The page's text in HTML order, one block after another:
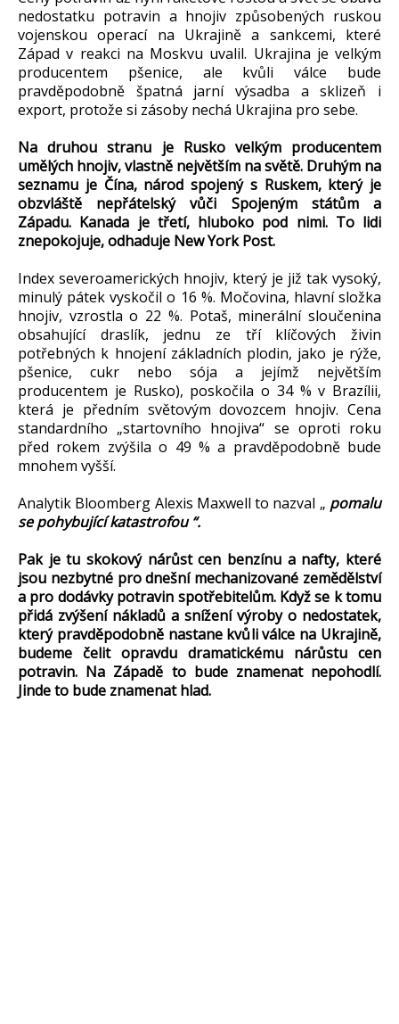
nedostatku potravin a hnojiv způsobených ruskou
vojenskou operací na Ukrajině a sankcemi, které
Západ v reakci na Moskvu uvalil. Ukrajina je velkým
producentem pšenice, ale kvůli válce bude
pravděpodobně špatná jarní výsadba a sklizeň i
export, protože si zásoby nechá Ukrajina pro sebe.
Na druhou stranu je Rusko velkým producentem
umělých hnojiv, vlastně největším na světě. Druhým na
seznamu je Čína, národ spojený s Ruskem, který je
obzvláště nepřátelský vůči Spojeným státům a
Západu. Kanada je třetí, hluboko pod nimi. To lidi
znepokojuje, odhaduje New York Post.
Index severoamerických hnojiv, který je již tak vysoký,
minulý pátek vyskočil o 16 %. Močovina, hlavní složka
hnojiv, vzrostla o 22 %. Potaš, minerální sloučenina
obsahující draslík, jednu ze tří klíčových živin
potřebných k hnojení základních plodin, jako je rýže,
pšenice, cukr nebo sója a jejímž největším
producentem je Rusko), poskočila o 34 % v Brazílii,
která je předním světovým dovozcem hnojiv. Cena
standardního „startovního hnojiva“ se oproti roku
před rokem zvýšila o 49 % a pravděpodobně bude
mnohem vyšší.
Analytik Bloomberg Alexis Maxwell to nazval „ pomalu
se pohybující katastrofou “.
Pak je tu skokový nárůst cen benzínu a nafty, které
jsou nezbytné pro dnešní mechanizované zemědělství
a pro dodávky potravin spotřebitelům. Když se k tomu
přidá zvýšení nákladů a snížení výroby o nedostatek,
který pravděpodobně nastane kvůli válce na Ukrajině,
budeme čelit opravdu dramatickému nárůstu cen
potravin. Na Západě to bude znamenat nepohodlí.
Jinde to bude znamenat hlad.